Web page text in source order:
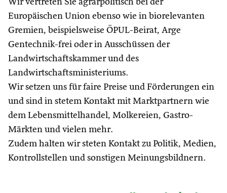
Wir vertreten Sie agrarpolitisch bei der
Europäischen Union ebenso wie in biorelevanten
Gremien, beispielsweise ÖPUL-Beirat, Arge
Gentechnik-frei oder in Ausschüssen der
Landwirtschaftskammer und des
Landwirtschaftsministeriums.
Wir setzen uns für faire Preise und Förderungen ein
und sind in stetem Kontakt mit Marktpartnern wie
dem Lebensmittelhandel, Molkereien, Gastro-
Märkten und vielen mehr.
Zudem halten wir steten Kontakt zu Politik, Medien,
Kontrollstellen und sonstigen Meinungsbildnern.